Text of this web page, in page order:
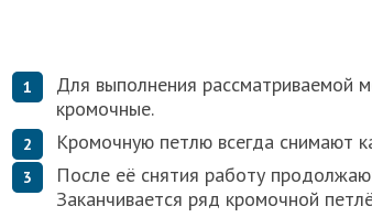
Для выполнения рассматриваемой
кромочные.
Кромочную петлю всегда снимают
После её снятия работу
Заканчивается ряд кромочной